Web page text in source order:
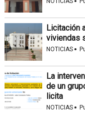
Licitación
viviendas
NOTICIAS ·
La
de un
licita
NOTICIAS ·